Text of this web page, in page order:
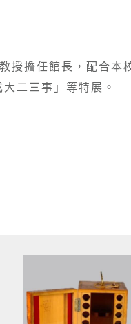
授擔任館長，配合
二三事」等特展。